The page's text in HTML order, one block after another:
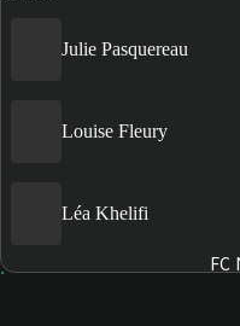
Julie Pasquereau
Louise Fleury
Léa Khelifi
FC